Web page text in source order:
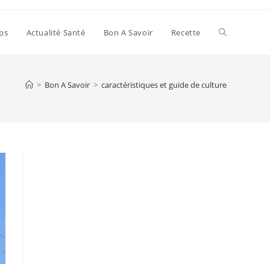
Actualité Santé Bon A Savoir Recette Toggle
> Bon A Savoir > caractéristiques et guide de culture